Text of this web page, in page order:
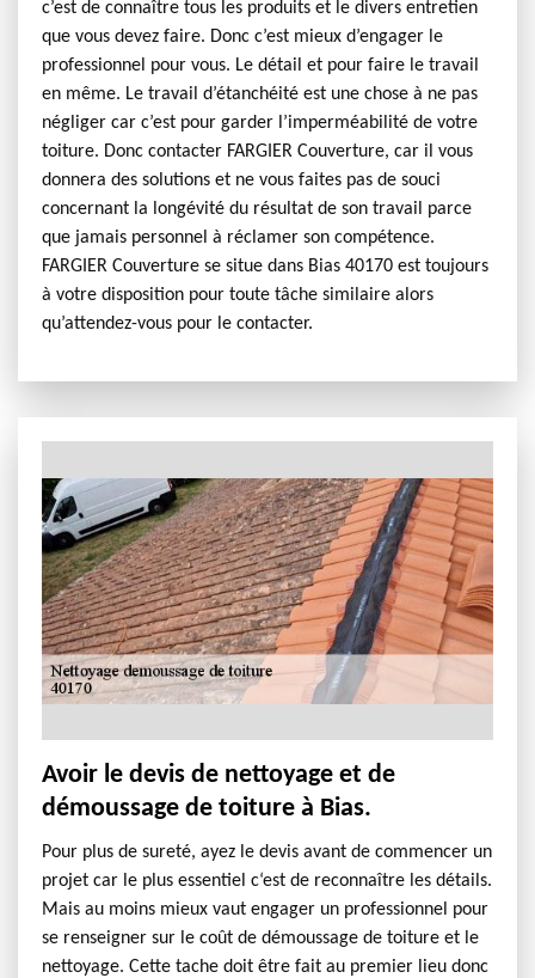
c’est de connaître tous les produits et le divers entretien
que vous devez faire. Donc c’est mieux d’engager le
professionnel pour vous. Le détail et pour faire le travail
en même. Le travail d’étanchéité est une chose à ne pas
négliger car c’est pour garder l’imperméabilité de votre
toiture. Donc contacter FARGIER Couverture, car il vous
donnera des solutions et ne vous faites pas de souci
concernant la longévité du résultat de son travail parce
que jamais personnel à réclamer son compétence.
FARGIER Couverture se situe dans Bias 40170 est toujours
à votre disposition pour toute tâche similaire alors
qu’attendez-vous pour le contacter.
Avoir le devis de nettoyage et de
démoussage de toiture à Bias.
Pour plus de sureté, ayez le devis avant de commencer un
projet car le plus essentiel c‘est de reconnaître les détails.
Mais au moins mieux vaut engager un professionnel pour
se renseigner sur le coût de démoussage de toiture et le
nettoyage. Cette tache doit être fait au premier lieu donc